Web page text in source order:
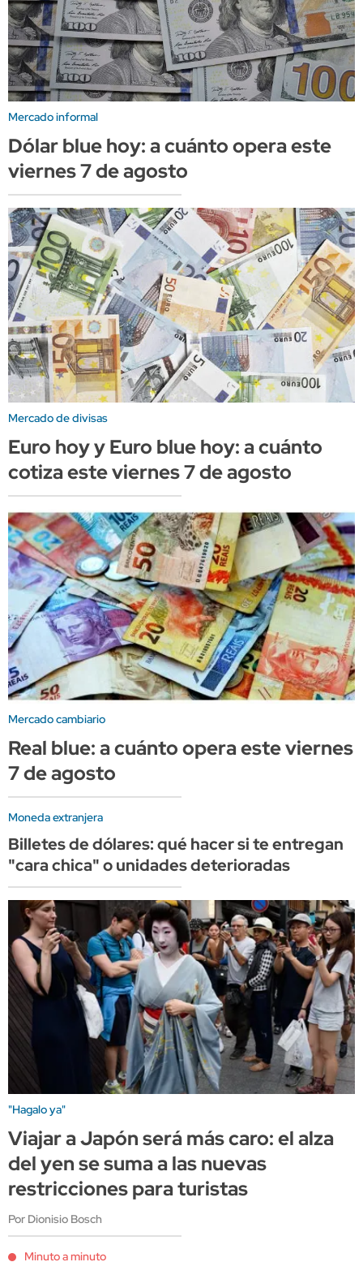
Mercado informal
Dólar blue hoy: a cuánto opera este
viernes 7 de agosto
Mercado de divisas
Euro hoy y Euro blue hoy: a cuánto
cotiza este viernes 7 de agosto
Mercado cambiario
Real blue: a cuánto opera este viernes
7 de agosto
Moneda extranjera
Billetes de dólares: qué hacer si te entregan
"cara chica" o unidades deterioradas
"Hagalo ya"
Viajar a Japón será más caro: el alza
del yen se suma a las nuevas
restricciones para turistas
Por Dionisio Bosch
Minuto a minuto